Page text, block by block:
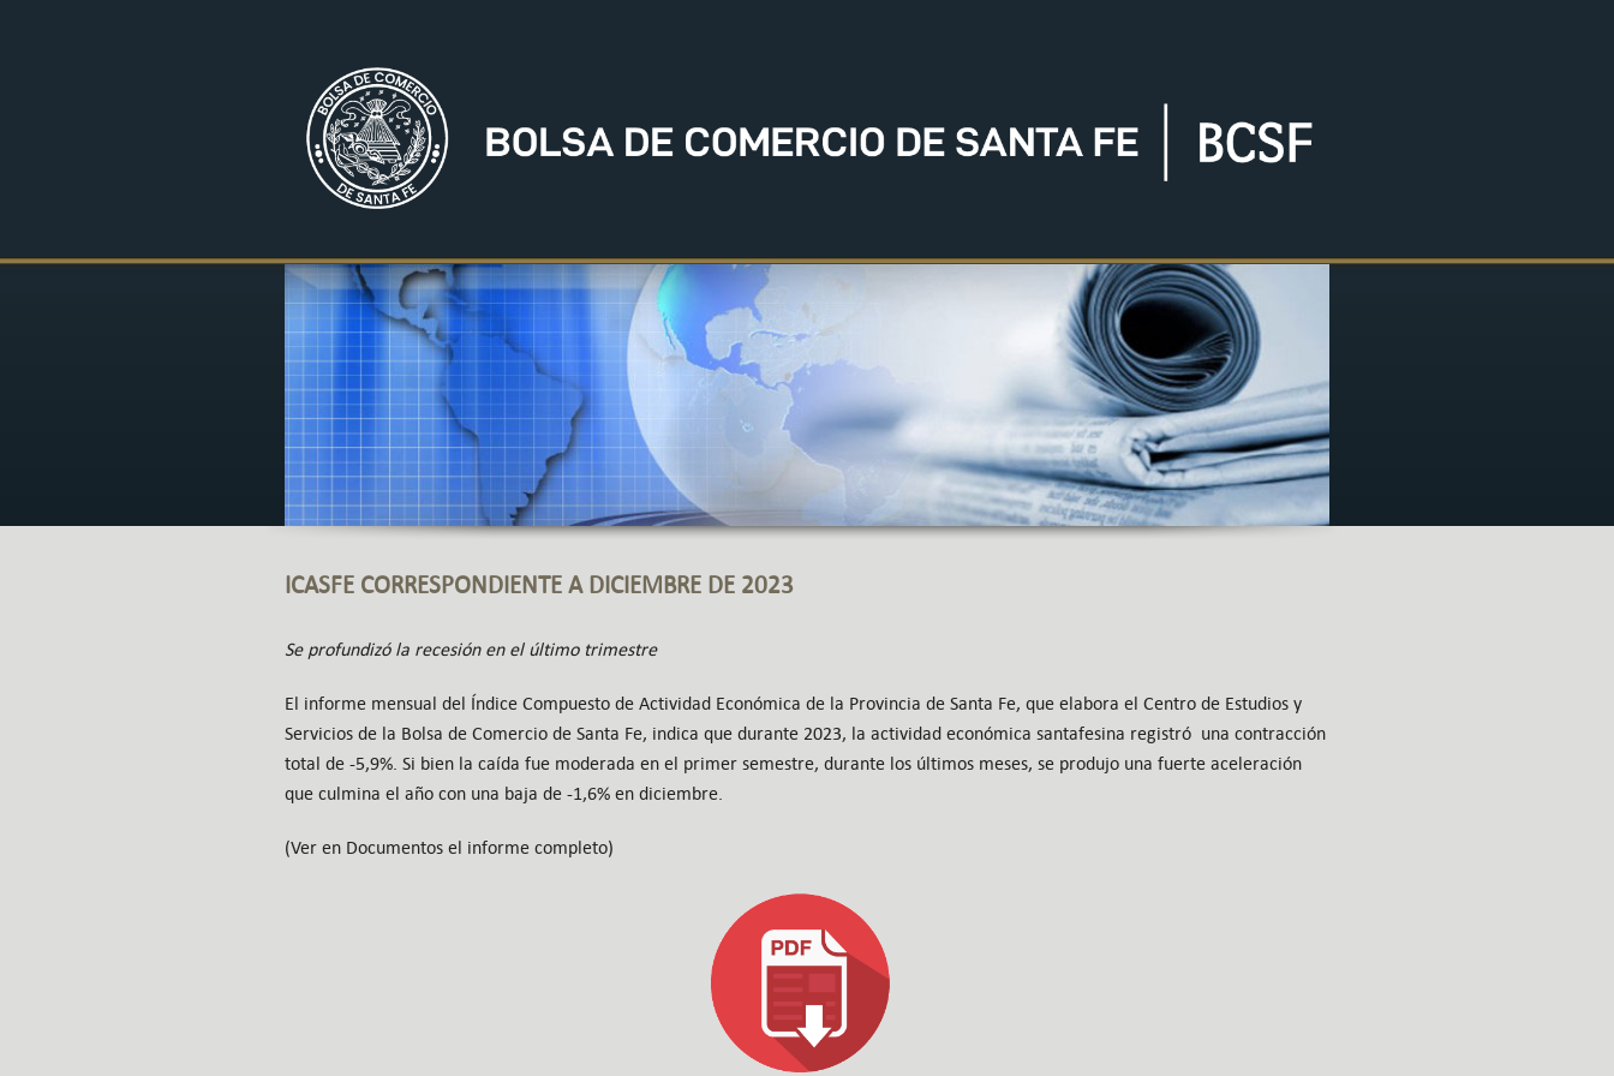
ICASFE CORRESPONDIENTE A DICIEMBRE DE 2023
Se profundizó la recesión en el último trimestre
El informe mensual del Índice Compuesto de Actividad Económica de la Provincia de Santa Fe, que elabora el Centro de Estudios y
Servicios de la Bolsa de Comercio de Santa Fe, indica que durante 2023, la actividad económica santafesina registró una contracción
total de -5,9%. Si bien la caída fue moderada en el primer semestre, durante los últimos meses, se produjo una fuerte aceleración
que culmina el año con una baja de -1,6% en diciembre.
(Ver en Documentos el informe completo)